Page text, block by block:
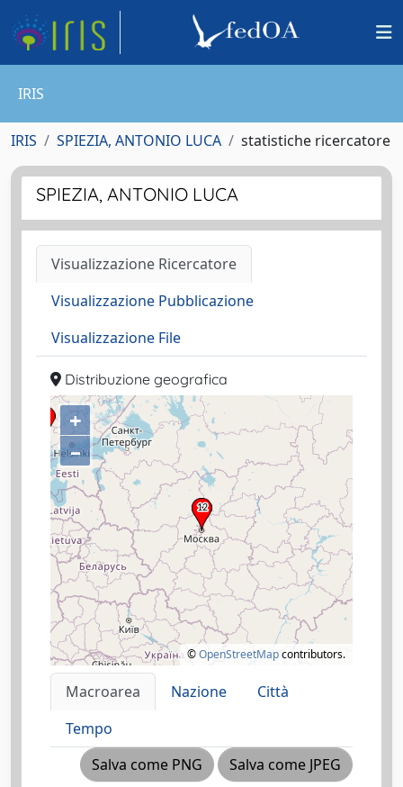
IRIS
IRIS SPIEZIA, ANTONIO LUCA statistiche ricercatore
SPIEZIA, ANTONIO LUCA
Visualizzazione Ricercatore
Visualizzazione Pubblicazione
Visualizzazione File
Distribuzione geografica
+
–
©OpenStreetMapcontributors.
Macroarea Nazione
Città
Tempo
Salva come PNG
Salva come JPEG